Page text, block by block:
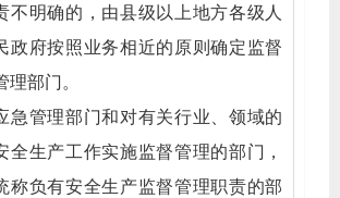
不明确的，由县级以上地方各级人
政府按照业务相近的原则确定监督
理部门。
急管理部门和对有关行业、领域的
全生产工作实施监督管理的部门，
称负有安全生产监督管理职责的部